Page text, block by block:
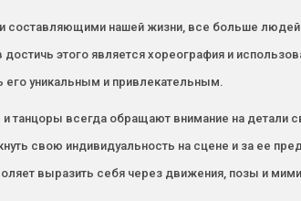
нашей жизни, все больше
этого является хореография и
его уникальным и привлекательным.
танцоры всегда обращают внимание на детали
свою индивидуальность на сцене и за ее
выразить себя через движения, позы и